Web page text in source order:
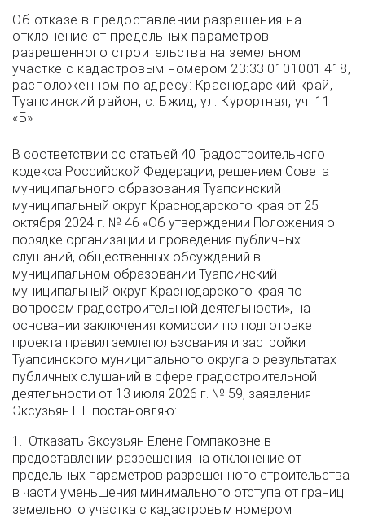
Об отказе в предоставлении разрешения на
отклонение от предельных параметров
разрешенного строительства на земельном
участке с кадастровым номером 23:33:0101001:418,
расположенном по адресу: Краснодарский край,
Туапсинский район, с. Бжид, ул. Курортная, уч. 11
«Б»
В соответствии со статьей 40 Градостроительного
кодекса Российской Федерации, решением Совета
муниципального образования Туапсинский
муниципальный округ Краснодарского края от 25
октября 2024 г. № 46 «Об утверждении Положения о
порядке организации и проведения публичных
слушаний, общественных обсуждений в
муниципальном образовании Туапсинский
муниципальный округ Краснодарского края по
вопросам градостроительной деятельности», на
основании заключения комиссии по подготовке
проекта правил землепользования и застройки
Туапсинского муниципального округа о результатах
публичных слушаний в сфере градостроительной
деятельности от 13 июля 2026 г. № 59, заявления
Эксузьян Е.Г. постановляю:
1. Отказать Эксузьян Елене Гомпаковне в
предоставлении разрешения на отклонение от
предельных параметров разрешенного строительства
в части уменьшения минимального отступа от границ
земельного участка с кадастровым номером